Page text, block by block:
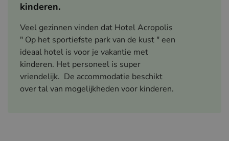
kinderen.
Veel gezinnen vinden dat Hotel Acropolis
" Op het sportiefste park van de kust " een
ideaal hotel is voor je vakantie met
kinderen. Het personeel is super
vriendelijk. De accommodatie beschikt
over tal van mogelijkheden voor kinderen.